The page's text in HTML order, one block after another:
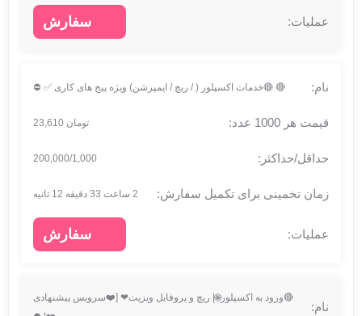
سفارش
🔴 🔴خدمات اکسپلور ( / ریچ / ایمپرشن) ویژه پیج های کاری ✅ ⛔
تومان 23,610
200,000/1,000
2 ساعت 33 دقیقه 12 ثانیه
سفارش
🔴ورود به اکسپلور🌐| ریچ و پروفایل ویزیت❤ [❤️سرویس پیشنهادی